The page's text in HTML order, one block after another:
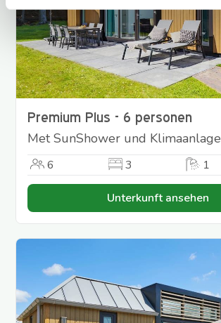
Premium Plus - 6 personen
Met SunShower und Klimaanlage
6 3 1
Unterkunft ansehen